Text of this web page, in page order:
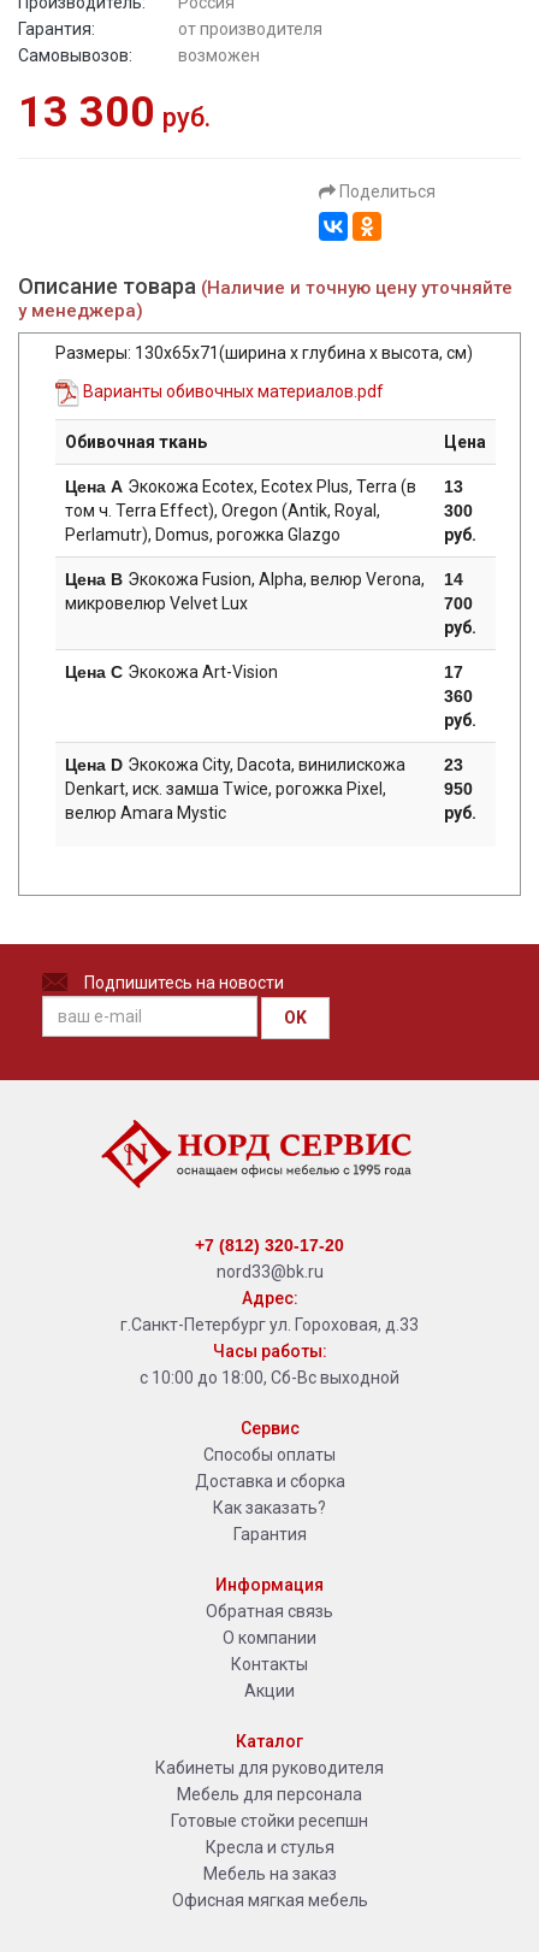
Гарантия:
от производителя
Самовывозов:
возможен
13 300 руб.
Поделиться
Описание товара (Наличие и точную цену уточняйте
у менеджера)
Размеры: 130х65х71(ширина х глубина х высота, см)
Варианты обивочных материалов.pdf
Обивочная ткань Цена
Цена А Экокожа Ecotex, Ecotex Plus, Terra (в
том ч. Terra Effect), Oregon (Antik, Royal,
Perlamutr), Domus, рогожка Glazgo
13
300
руб.
Цена B Экокожа Fusion, Alpha, велюр Verona,
микровелюр Velvet Lux
14
700
руб.
Цена C Экокожа Art-Vision
17
360
руб.
Цена D Экокожа City, Dacota, винилискожа
Denkart, иск. замша Twice, рогожка Pixel,
велюр Amara Mystic
23
950
руб.
Подпишитесь на новости
OK
+7 (812) 320-17-20
nord33@bk.ru
Адрес:
г.Санкт-Петербург ул. Гороховая, д.33
Часы работы:
с 10:00 до 18:00, Сб-Вс выходной
Сервис
Способы оплаты
Доставка и сборка
Как заказать?
Гарантия
Информация
Обратная связь
О компании
Контакты
Акции
Каталог
Кабинеты для руководителя
Мебель для персонала
Готовые стойки ресепшн
Кресла и стулья
Мебель на заказ
Офисная мягкая мебель